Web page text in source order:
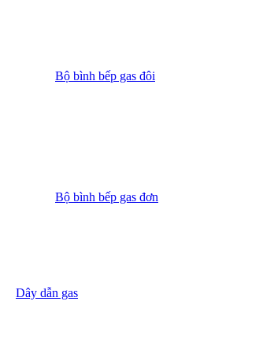
Bộ bình bếp gas đôi
Bộ bình bếp gas đơn
Dây dẫn gas